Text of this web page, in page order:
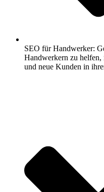
SEO für Handwerker:
Handwerkern zu helfen,
und neue Kunden in